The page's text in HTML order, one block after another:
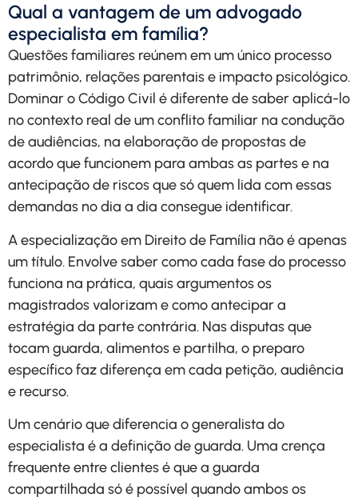
Qual a vantagem de um advogado
especialista em família?
Questões familiares reúnem em um único processo
patrimônio, relações parentais e impacto psicológico.
Dominar o Código Civil é diferente de saber aplicá-lo
no contexto real de um conflito familiar na condução
de audiências, na elaboração de propostas de
acordo que funcionem para ambas as partes e na
antecipação de riscos que só quem lida com essas
demandas no dia a dia consegue identificar.
A especialização em Direito de Família não é apenas
um título. Envolve saber como cada fase do processo
funciona na prática, quais argumentos os
magistrados valorizam e como antecipar a
estratégia da parte contrária. Nas disputas que
tocam guarda, alimentos e partilha, o preparo
específico faz diferença em cada petição, audiência
e recurso.
Um cenário que diferencia o generalista do
especialista é a definição de guarda. Uma crença
frequente entre clientes é que a guarda
compartilhada só é possível quando ambos os